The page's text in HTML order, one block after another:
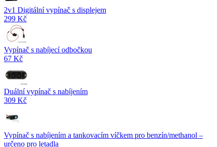
2v1 Digitální vypínač s displejem
299 Kč
Vypínač s nabíjecí odbočkou
67 Kč
Duální vypínač s nabíjením
309 Kč
Vypínač s nabíjením a tankovacím víčkem pro benzín/methanol –
určeno pro letadla